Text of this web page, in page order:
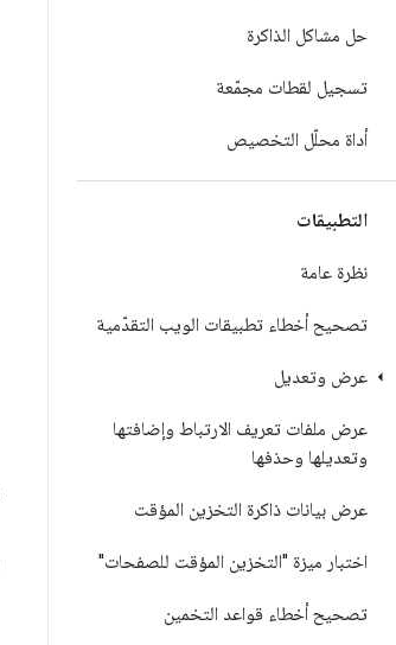
حل مشاكل الذاكرة
تسجيل لقطات مجمّعة
أداة محلّل التخصيص
التطبيقات
نظرة عامة
تصحيح أخطاء تطبيقات الويب التقدّمية
عرض وتعديل
عرض ملفات تعريف الارتباط وإضافتها
وتعديلها وحذفها
عرض بيانات ذاكرة التخزين المؤقت
اختبار ميزة "التخزين المؤقت للصفحات"
تصحيح أخطاء قواعد التخمين